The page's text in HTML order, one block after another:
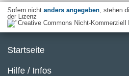
Sofern nicht anders angegeben, stehen
der Lizenz
Startseite
Hilfe / Infos